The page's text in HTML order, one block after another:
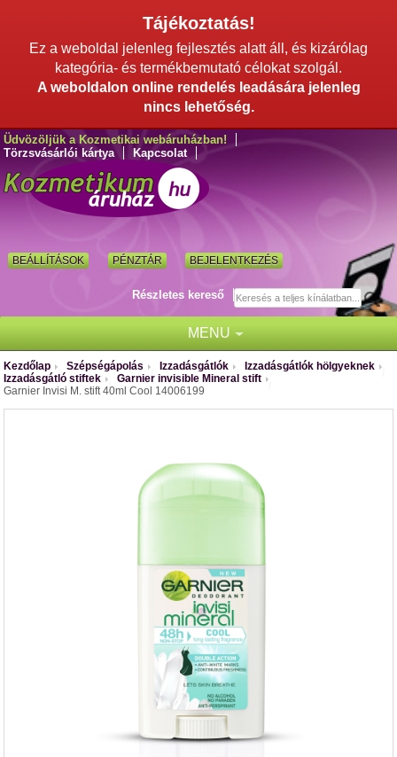
Tájékoztatás!
Ez a weboldal jelenleg fejlesztés alatt áll, és kizárólag
kategória- és termékbemutató célokat szolgál.
A weboldalon online rendelés leadására jelenleg
nincs lehetőség.
Üdvözöljük a Kozmetikai webáruházban!
Törzsvásárlói kártya
Kapcsolat
BEÁLLÍTÁSOK PÉNZTÁR BEJELENTKEZÉS
Részletes kereső
MENU
Kezdőlap
/
Szépségápolás Izzadásgátlók
/
Izzadásgátlók hölgyeknek
Izzadásgátló stiftek
/
Garnier invisible Mineral stift
Garnier Invisi M. stift 40ml Cool 14006199